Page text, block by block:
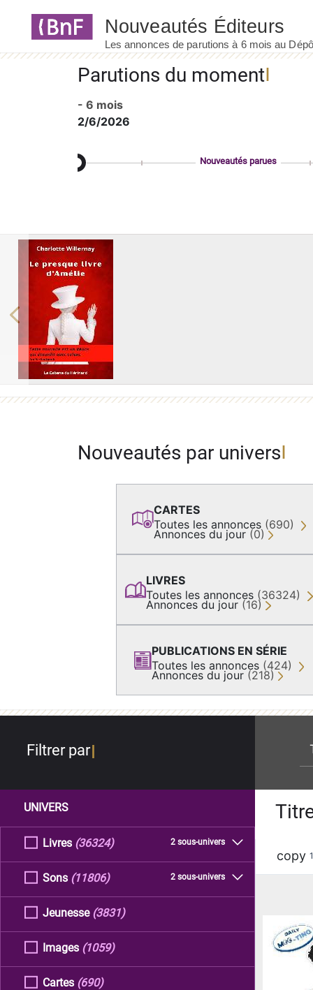
Parutions du moment
- 6 mois
2/6/2026
Nouveautés parues
Previous
Nouveautés par univers
CARTES
Toutes les annonces (690)
Annonces du jour (0)
LIVRES
Toutes les annonces (36324)
Annonces du jour (16)
PUBLICATIONS EN SÉRIE
Toutes les annonces (424)
Annonces du jour (218)
Filtrer par
UNIVERS
Livres 2 sous-univers
(36324)
Sons 2 sous-univers
(11806)
Jeunesse (3831)
Images (1059)
Cartes (690)
copy